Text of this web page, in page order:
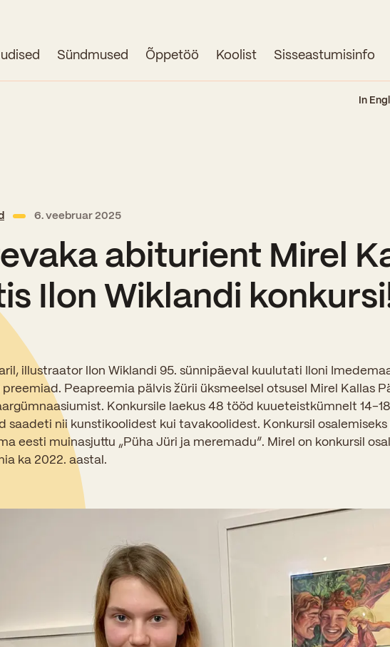
Sündmused Õppetöö Koolist Sisseastumisinfo
In
Perioodõpe
Õppesuunad
Tunniplaan
Õppesisu ülekandmine
Loovtöö
Rahvusvahelised projektid
Ajalugu
Vilistlased
Medalid
Kooli aumärgid
Koolituskeskus
Õppemaks
Raamatukogu
Huvitegevus
Järelevalve
Sisseastumisinfo
Stipendiumid
Õppemaksusoodustused
Kontaktid
Stuudium Videod Galeriid
6. veebruar 2025
abiturient Mirel
Ilon Wiklandi
illustraator lIon Wiklandi 95. sünnipäeval kuulutati Iloni
Peapreemia pälvis žürii üksmeelsel otsusel Mirel Kallas
Konkursile laekus 48 tööd kuueteistkümnelt 14-
saadeti nii kunstikoolidest kui tavakoolidest. Konkursil
eesti muinasjuttu „Püha Jüri ja meremadu“. Mirel on konkursil
ka 2022. aastal.